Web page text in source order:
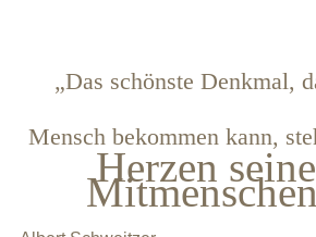
„Das schönste Denkmal,
Mensch bekommen kann,
Herzen